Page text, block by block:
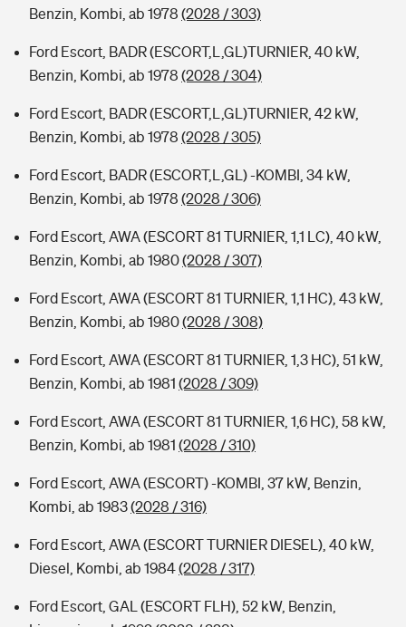
Benzin, Kombi, ab 1978 (2028 / 303)
Ford Escort, BADR (ESCORT,L,GL)TURNIER, 40 kW,
Benzin, Kombi, ab 1978 (2028 / 304)
Ford Escort, BADR (ESCORT,L,GL)TURNIER, 42 kW,
Benzin, Kombi, ab 1978 (2028 / 305)
Ford Escort, BADR (ESCORT,L,GL) -KOMBI, 34 kW,
Benzin, Kombi, ab 1978 (2028 / 306)
Ford Escort, AWA (ESCORT 81 TURNIER, 1,1 LC), 40 kW,
Benzin, Kombi, ab 1980(2028 / 307)
Ford Escort, AWA (ESCORT 81 TURNIER, 1,1 HC), 43 kW,
Benzin, Kombi, ab 1980(2028 / 308)
Ford Escort, AWA (ESCORT 81 TURNIER, 1,3 HC), 51 kW,
Benzin, Kombi, ab 1981 (2028 / 309)
Ford Escort, AWA (ESCORT 81 TURNIER, 1,6 HC), 58 kW,
Benzin, Kombi, ab 1981 (2028 / 310)
Ford Escort, AWA (ESCORT) -KOMBI, 37 kW, Benzin,
Kombi, ab 1983(2028 / 316)
Ford Escort, AWA (ESCORT TURNIER DIESEL), 40 kW,
Diesel, Kombi, ab 1984(2028 / 317)
Ford Escort, GAL (ESCORT FLH), 52 kW, Benzin,